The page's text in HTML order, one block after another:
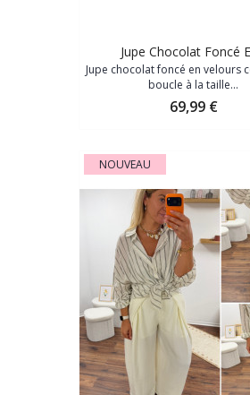
Jupe Chocolat Foncé
Jupe chocolat foncé en velours
boucle à la taille...
Prix
69,99 €
NOUVEAU